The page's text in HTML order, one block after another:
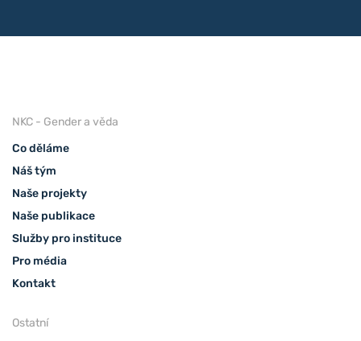
NKC - Gender a věda
Co děláme
Náš tým
Naše projekty
Naše publikace
Služby pro instituce
Pro média
Kontakt
Ostatní